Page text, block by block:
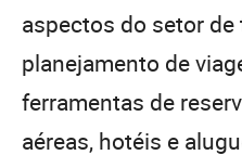
aspectos do setor
planejamento de
ferramentas de
aéreas, hotéis e